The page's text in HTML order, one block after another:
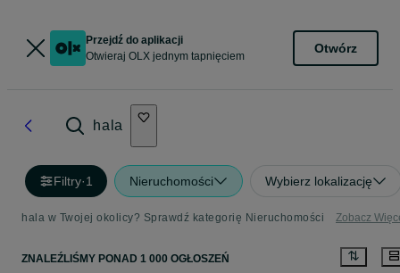
Przejdź do aplikacji
Otwieraj OLX jednym tapnięciem
Otwórz
hala
Filtry·1 Nieruchomości Wybierz lokalizację
hala w Twojej okolicy? Sprawdź kategorię Nieruchomości Zobacz
ZNALEŹLIŚMY PONAD 1 000 OGŁOSZEŃ